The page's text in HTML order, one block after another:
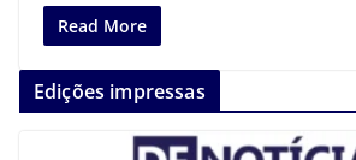
Read More
Edições impressas